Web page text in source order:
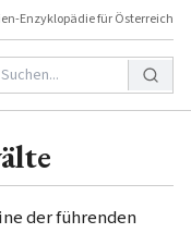
Enzyklopädie für Österreich
der führenden